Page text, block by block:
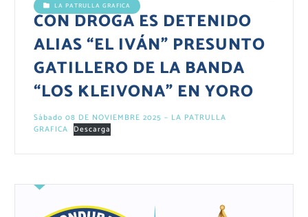
LA PATRULLA GRAFICA
CON DROGA ES DETENIDO
ALIAS “EL IVÁN” PRESUNTO
GATILLERO DE LA BANDA
“LOS KLEIVONA” EN YORO
Sábado 08 DE NOVIEMBRE 2025 – LA PATRULLA
GRAFICA Descarga